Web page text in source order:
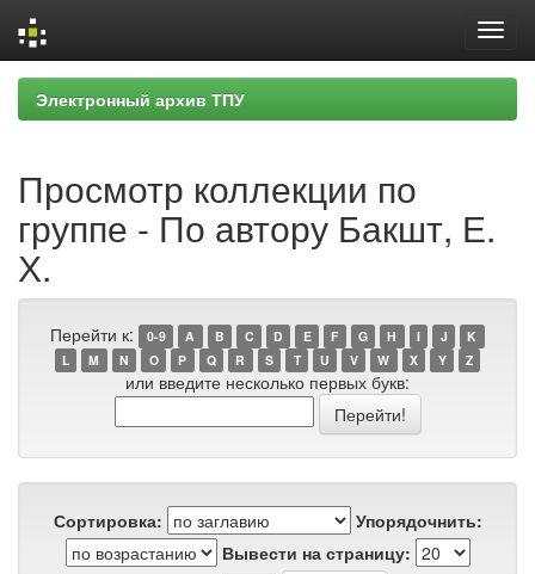
Skip
navigation
Электронный архив ТПУ
Просмотр коллекции по
группе - По автору Бакшт, Е.
Х.
Перейти к: 0-9 A B C D E F G H I J
K
L
M N O P Q R S T U V W X Y Z
или введите несколько первых букв:
Сортировка:
Упорядочнить:
Вывести на страницу: